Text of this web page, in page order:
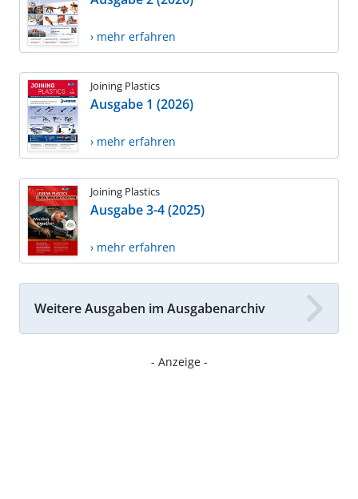
› mehr erfahren
Joining Plastics
Ausgabe 1 (2026)
› mehr erfahren
Joining Plastics
Ausgabe 3-4 (2025)
› mehr erfahren
Weitere Ausgaben im Ausgabenarchiv
- Anzeige -